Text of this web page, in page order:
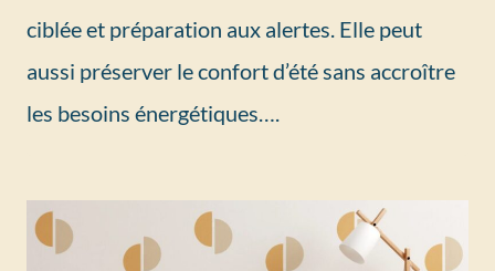
ciblée et préparation aux alertes. Elle peut
aussi préserver le confort d’été sans accroître
les besoins énergétiques….